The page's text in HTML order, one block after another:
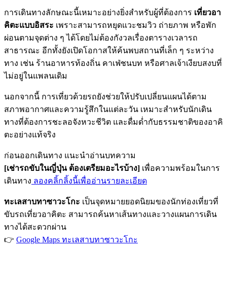
การเดินทางลักษณะนี้เหมาะอย่างยิ่งสำหรับผู้ที่ต้องการ เที่ยวอา
คิตะแบบอิสระ เพราะสามารถหยุดแวะชมวิว ถ่ายภาพ หรือพัก
ผ่อนตามจุดต่าง ๆ ได้โดยไม่ต้องกังวลเรื่องตารางเวลารถ
สาธารณะ อีกทั้งยังเปิดโอกาสให้ค้นพบสถานที่เล็ก ๆ ระหว่าง
ทาง เช่น ร้านอาหารท้องถิ่น คาเฟ่ชนบท หรือศาลเจ้าเงียบสงบที่
ไม่อยู่ในแพลนเดิม
นอกจากนี้ การเที่ยวด้วยรถยังช่วยให้ปรับเปลี่ยนแผนได้ตาม
สภาพอากาศและความรู้สึกในแต่ละวัน เหมาะสำหรับนักเดิน
ทางที่ต้องการชะลอจังหวะชีวิต และดื่มด่ำกับธรรมชาติของอาคิ
ตะอย่างแท้จริง
ก่อนออกเดินทาง แนะนำอ่านบทความ
[เช่ารถขับในญี่ปุ่น ต้องเตรียมอะไรบ้าง] เพื่อความพร้อมในการ
เดินทาง ลองคลิ้กลิ้งนี้เพื่ออ่านรายละเอียด
ทะเลสาบทาซาวะโกะ เป็นจุดหมายยอดนิยมของนักท่องเที่ยวที่
ขับรถเที่ยวอาคิตะ สามารถค้นหาเส้นทางและวางแผนการเดิน
ทางได้สะดวกผ่าน
👉 Google Maps ทะเลสาบทาซาวะโกะ